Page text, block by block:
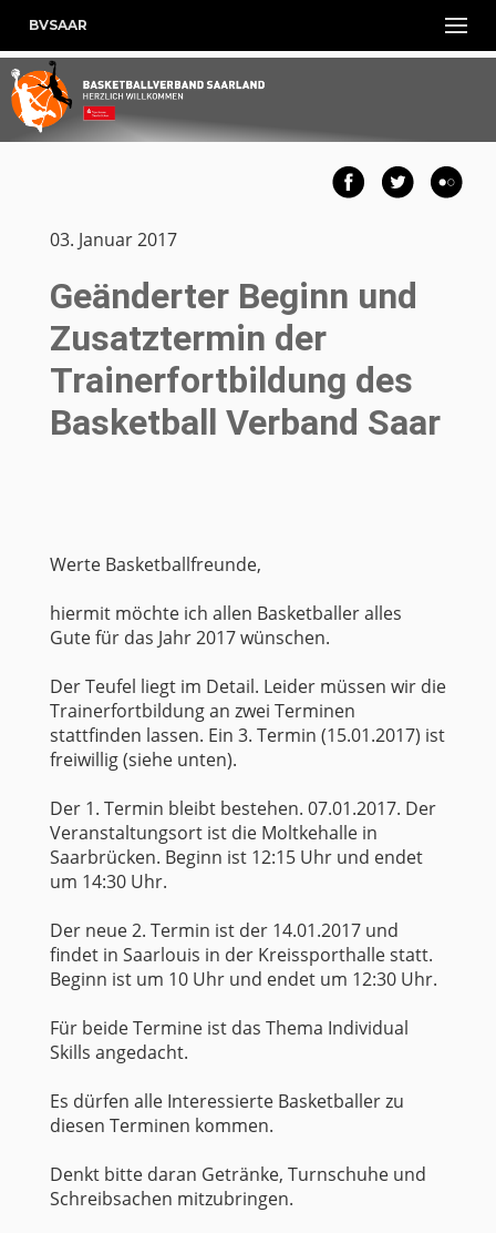
BVSAAR
03. Januar 2017
Geänderter Beginn und
Zusatztermin der
Trainerfortbildung des
Basketball Verband Saar
Werte Basketballfreunde,
hiermit möchte ich allen Basketballer alles
Gute für das Jahr 2017 wünschen.
Der Teufel liegt im Detail. Leider müssen wir die
Trainerfortbildung an zwei Terminen
stattfinden lassen. Ein 3. Termin (15.01.2017) ist
freiwillig (siehe unten).
Der 1. Termin bleibt bestehen. 07.01.2017. Der
Veranstaltungsort ist die Moltkehalle in
Saarbrücken. Beginn ist 12:15 Uhr und endet
um 14:30 Uhr.
Der neue 2. Termin ist der 14.01.2017 und
findet in Saarlouis in der Kreissporthalle statt.
Beginn ist um 10 Uhr und endet um 12:30 Uhr.
Für beide Termine ist das Thema Individual
Skills angedacht.
Es dürfen alle Interessierte Basketballer zu
diesen Terminen kommen.
Denkt bitte daran Getränke, Turnschuhe und
Schreibsachen mitzubringen.